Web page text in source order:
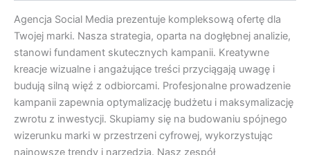
Agencja Social Media prezentuje kompleksową ofertę dla
Twojej marki. Nasza strategia, oparta na dogłębnej analizie,
stanowi fundament skutecznych kampanii. Kreatywne
kreacje wizualne i angażujące treści przyciągają uwagę i
budują silną więź z odbiorcami. Profesjonalne prowadzenie
kampanii zapewnia optymalizację budżetu i maksymalizację
zwrotu z inwestycji. Skupiamy się na budowaniu spójnego
wizerunku marki w przestrzeni cyfrowej, wykorzystując
najnowsze trendy i narzędzia. Nasz zespół